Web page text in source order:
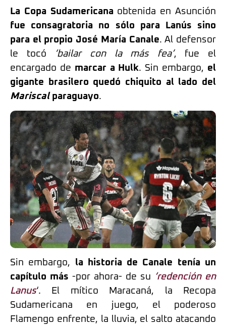
La Copa Sudamericanaobtenida en Asunción
fue consagratoria no sólo para Lanús sino
para el propio José María Canale. Al defensor
le tocó ‘bailar con la más fea’, fue el
encargado de marcar a Hulk. Sin embargo, el
gigante brasilero quedó chiquito al lado del
Mariscalparaguayo.
Sin embargo, la historia de Canale tenía un
capítulo más -por ahora- de su ‘redención en
Lanus‘. El mítico Maracaná, la Recopa
Sudamericana en juego, el poderoso
Flamengo enfrente, la lluvia, el salto atacando